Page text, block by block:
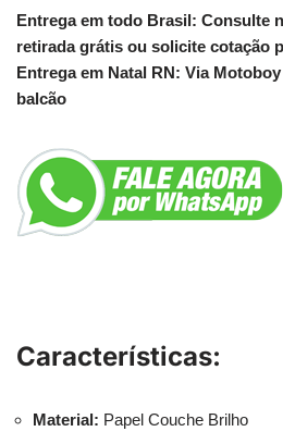
Entrega em todo Brasil: Consulte
retirada grátis ou solicite cotação
Entrega em Natal RN: Via
balcão
Características:
Material: Papel Couche Brilho